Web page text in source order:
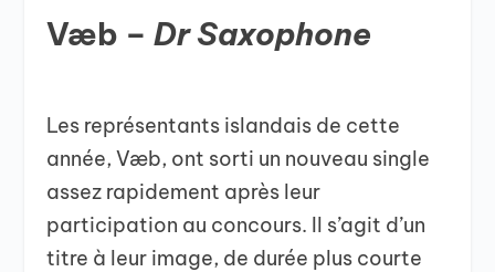
Væb –Dr Saxophone
Les représentants islandais de cette
année, Væb, ont sorti un nouveau single
assez rapidement après leur
participation au concours. Il s’agit d’un
titre à leur image, de durée plus courte